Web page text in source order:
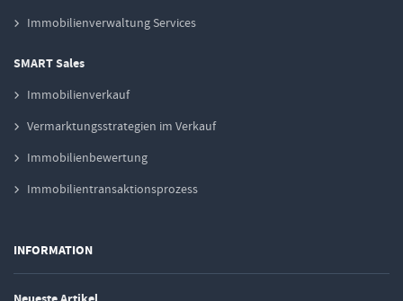
Immobilienverwaltung Services
SMART Sales
Immobilienverkauf
Vermarktungsstrategien im Verkauf
Immobilienbewertung
Immobilientransaktionsprozess
INFORMATION